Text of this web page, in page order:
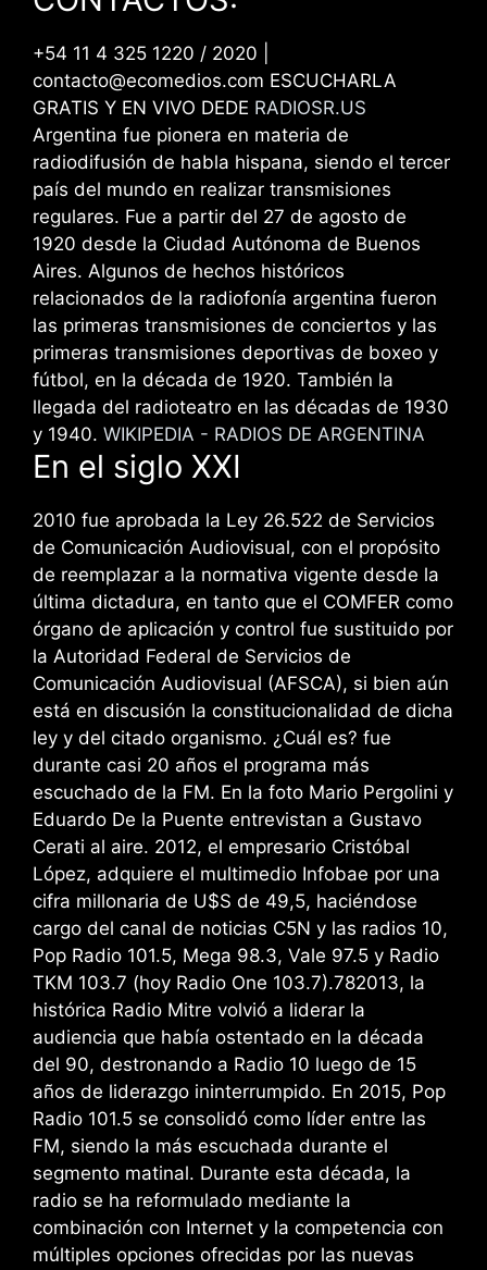
+54 11 4 325 1220 / 2020 |
contacto@ecomedios.com ESCUCHARLA
GRATIS Y EN VIVO DEDE RADIOSR.US
Argentina fue pionera en materia de
radiodifusión de habla hispana, siendo el tercer
país del mundo en realizar transmisiones
regulares. Fue a partir del 27 de agosto de
1920 desde la Ciudad Autónoma de Buenos
Aires. Algunos de hechos históricos
relacionados de la radiofonía argentina fueron
las primeras transmisiones de conciertos y las
primeras transmisiones deportivas de boxeo y
fútbol, en la década de 1920. También la
llegada del radioteatro en las décadas de 1930
y 1940. WIKIPEDIA - RADIOS DE ARGENTINA
En el siglo XXI
2010 fue aprobada la Ley 26.522 de Servicios
de Comunicación Audiovisual, con el propósito
de reemplazar a la normativa vigente desde la
última dictadura, en tanto que el COMFER como
órgano de aplicación y control fue sustituido por
la Autoridad Federal de Servicios de
Comunicación Audiovisual (AFSCA), si bien aún
está en discusión la constitucionalidad de dicha
ley y del citado organismo. ¿Cuál es? fue
durante casi 20 años el programa más
escuchado de la FM. En la foto Mario Pergolini y
Eduardo De la Puente entrevistan a Gustavo
Cerati al aire. 2012, el empresario Cristóbal
López, adquiere el multimedio Infobae por una
cifra millonaria de U$S de 49,5, haciéndose
cargo del canal de noticias C5N y las radios 10,
Pop Radio 101.5, Mega 98.3, Vale 97.5 y Radio
TKM 103.7 (hoy Radio One 103.7).7​8​ 2013, la
histórica Radio Mitre volvió a liderar la
audiencia que había ostentado en la década
del 90, destronando a Radio 10 luego de 15
años de liderazgo ininterrumpido. En 2015, Pop
Radio 101.5 se consolidó como líder entre las
FM, siendo la más escuchada durante el
segmento matinal. Durante esta década, la
radio se ha reformulado mediante la
combinación con Internet y la competencia con
múltiples opciones ofrecidas por las nuevas